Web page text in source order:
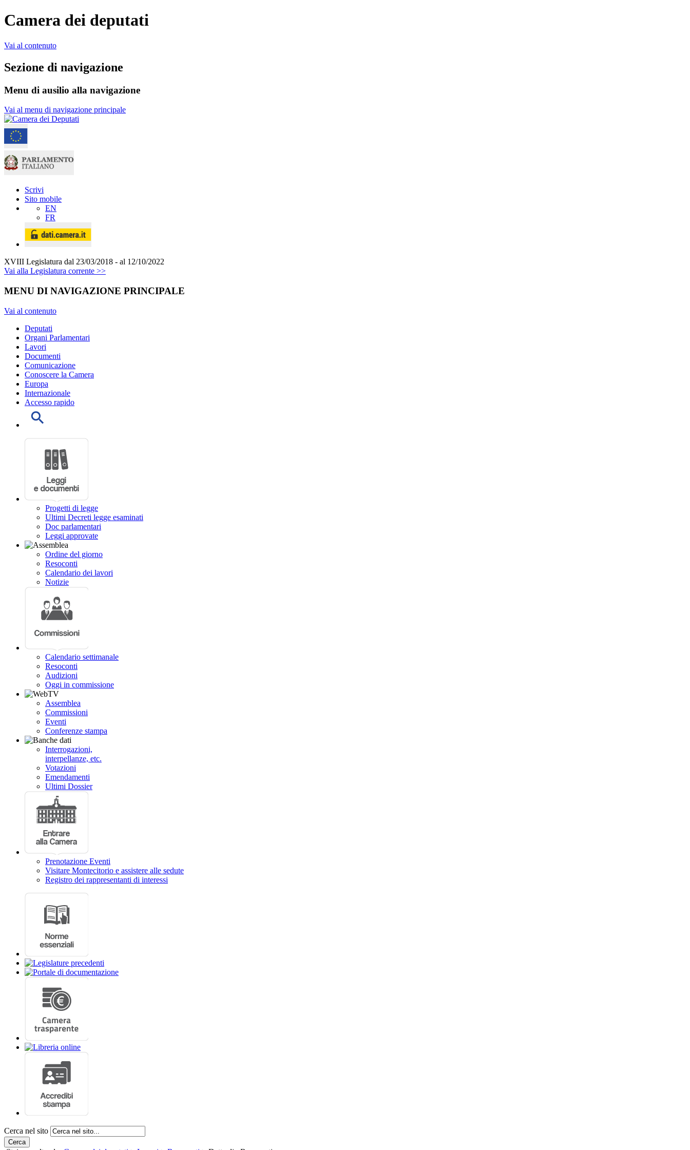
Camera dei deputati
Vai al contenuto
Sezione di navigazione
Menu di ausilio alla navigazione
Vai al menu di navigazione principale
Scrivi
Sito mobile
EN
FR
XVIII Legislatura dal 23/03/2018 - al 12/10/2022
Vai alla Legislatura corrente >>
MENU DI NAVIGAZIONE PRINCIPALE
Vai al contenuto
Deputati
Organi Parlamentari
Lavori
Documenti
Comunicazione
Conoscere la Camera
Europa
Internazionale
Accesso rapido
Progetti di legge
Ultimi Decreti legge esaminati
Doc parlamentari
Leggi approvate
Ordine del giorno
Resoconti
Calendario dei lavori
Notizie
Calendario settimanale
Resoconti
Audizioni
Oggi in commissione
Assemblea
Commissioni
Eventi
Conferenze stampa
Interrogazioni,
interpellanze, etc.
Votazioni
Emendamenti
Ultimi Dossier
Prenotazione Eventi
Visitare Montecitorio e assistere alle sedute
Registro dei rappresentanti di interessi
Cerca nel sito
Cerca